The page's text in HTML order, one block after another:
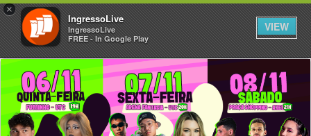
×
IngressoLive
IngressoLive
FREE - In Google Play
VIEW